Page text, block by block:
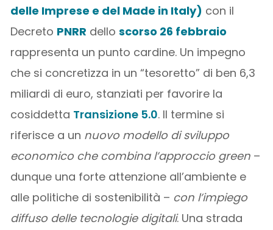
delle Imprese e del Made in Italy) con il
Decreto PNRR delloscorso 26 febbraio
rappresenta un punto cardine. Un impegno
che si concretizza in un “tesoretto” di ben 6,3
miliardi di euro, stanziati per favorire la
cosiddetta Transizione 5.0. Il termine si
riferisce a un nuovo modello di sviluppo
economico che combina l’approccio green –
dunque una forte attenzione all’ambiente e
alle politiche di sostenibilità – con l’impiego
diffuso delle tecnologie digitali. Una strada